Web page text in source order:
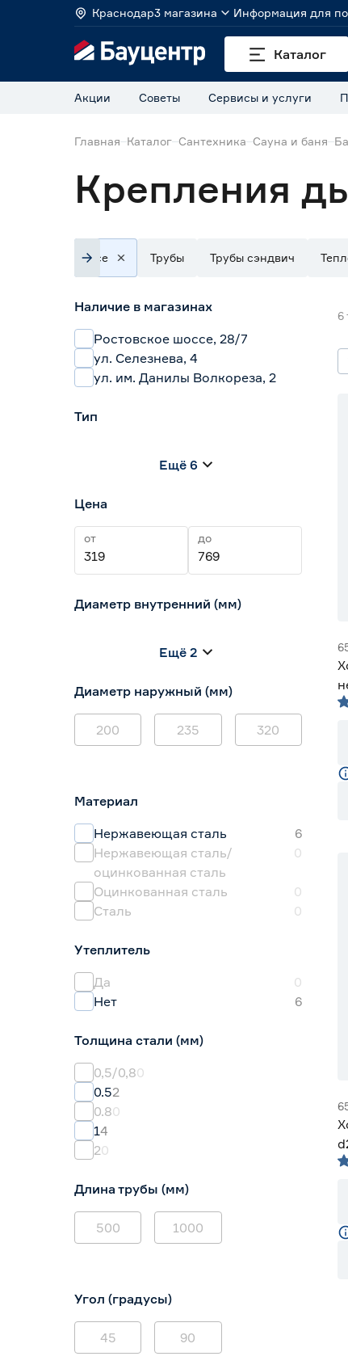
Краснодар3 магазина Информация для
Каталог
Акции Советы Сервисы и услуги
Главная Каталог Сантехника Сауна и баня
Крепления
Все Трубы Трубы сэндвич
Наличие в магазинах
Ростовское шоссе, 28/7
ул. Селезнева, 4
ул. им. Данилы Волкореза, 2
Тип
Защитные элементы
Нагревательные баки
Оголовки и дефлекторы
8
Ещё 6
Цена
от до
Диаметр внутренний (мм)
115/1190
115/120
Ещё 2
Диаметр наружный (мм)
200 235 320
Материал
Нержавеющая сталь
6
Нержавеющая сталь/
оцинкованная сталь
0
Оцинкованная сталь
0
Сталь
0
Утеплитель
Да
0
Нет
6
Толщина стали (мм)
0,5/0,80
0.52
0.80
14
20
Длина трубы (мм)
500 1000
Угол (градусы)
45 90
6